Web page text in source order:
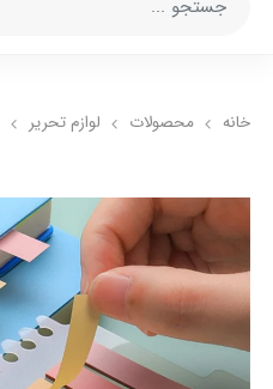
خانه محصولات لوازم تحریر